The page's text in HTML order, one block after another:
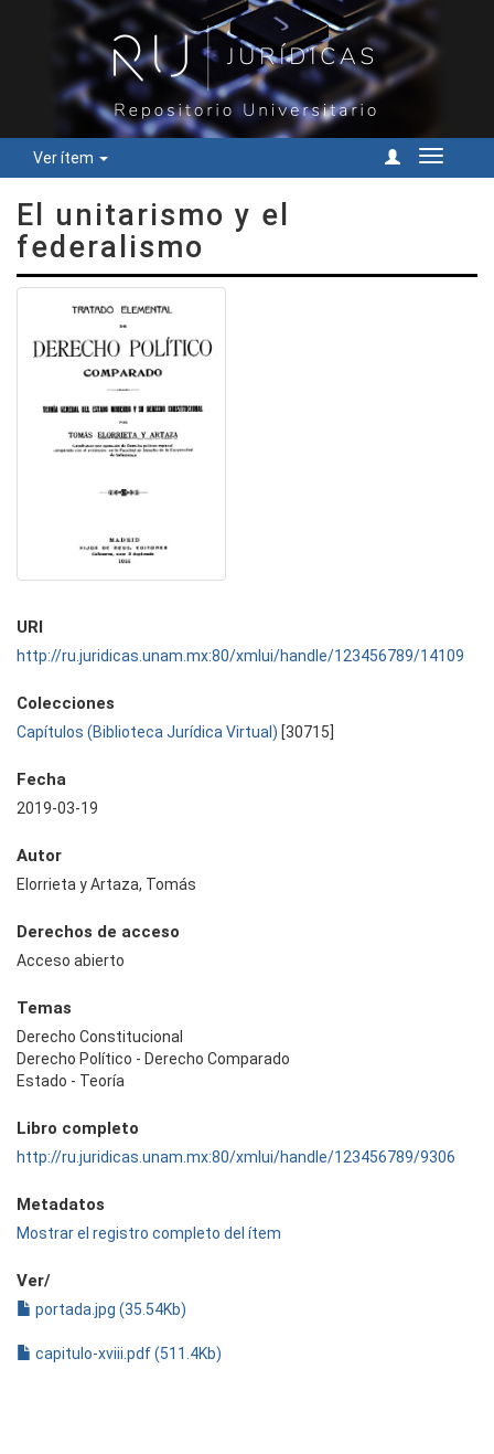
Ver ítem
Cambiar
El unitarismo y el
federalismo
URI
http://ru.juridicas.unam.mx:80/xmlui/handle/123456789/14109
Colecciones
Capítulos (Biblioteca Jurídica Virtual) [30715]
Fecha
2019-03-19
Autor
Elorrieta y Artaza, Tomás
Derechos de acceso
Acceso abierto
Temas
Derecho Constitucional
Derecho Político - Derecho Comparado
Estado - Teoría
Libro completo
http://ru.juridicas.unam.mx:80/xmlui/handle/123456789/9306
Metadatos
Mostrar el registro completo del ítem
Ver/
portada.jpg (35.54Kb)
capitulo-xviii.pdf (511.4Kb)